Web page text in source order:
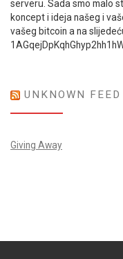
serveru. Sada smo malo
koncept i ideja našeg i
vašeg bitcoin a na
UNKNOWN FEED
Giving Away